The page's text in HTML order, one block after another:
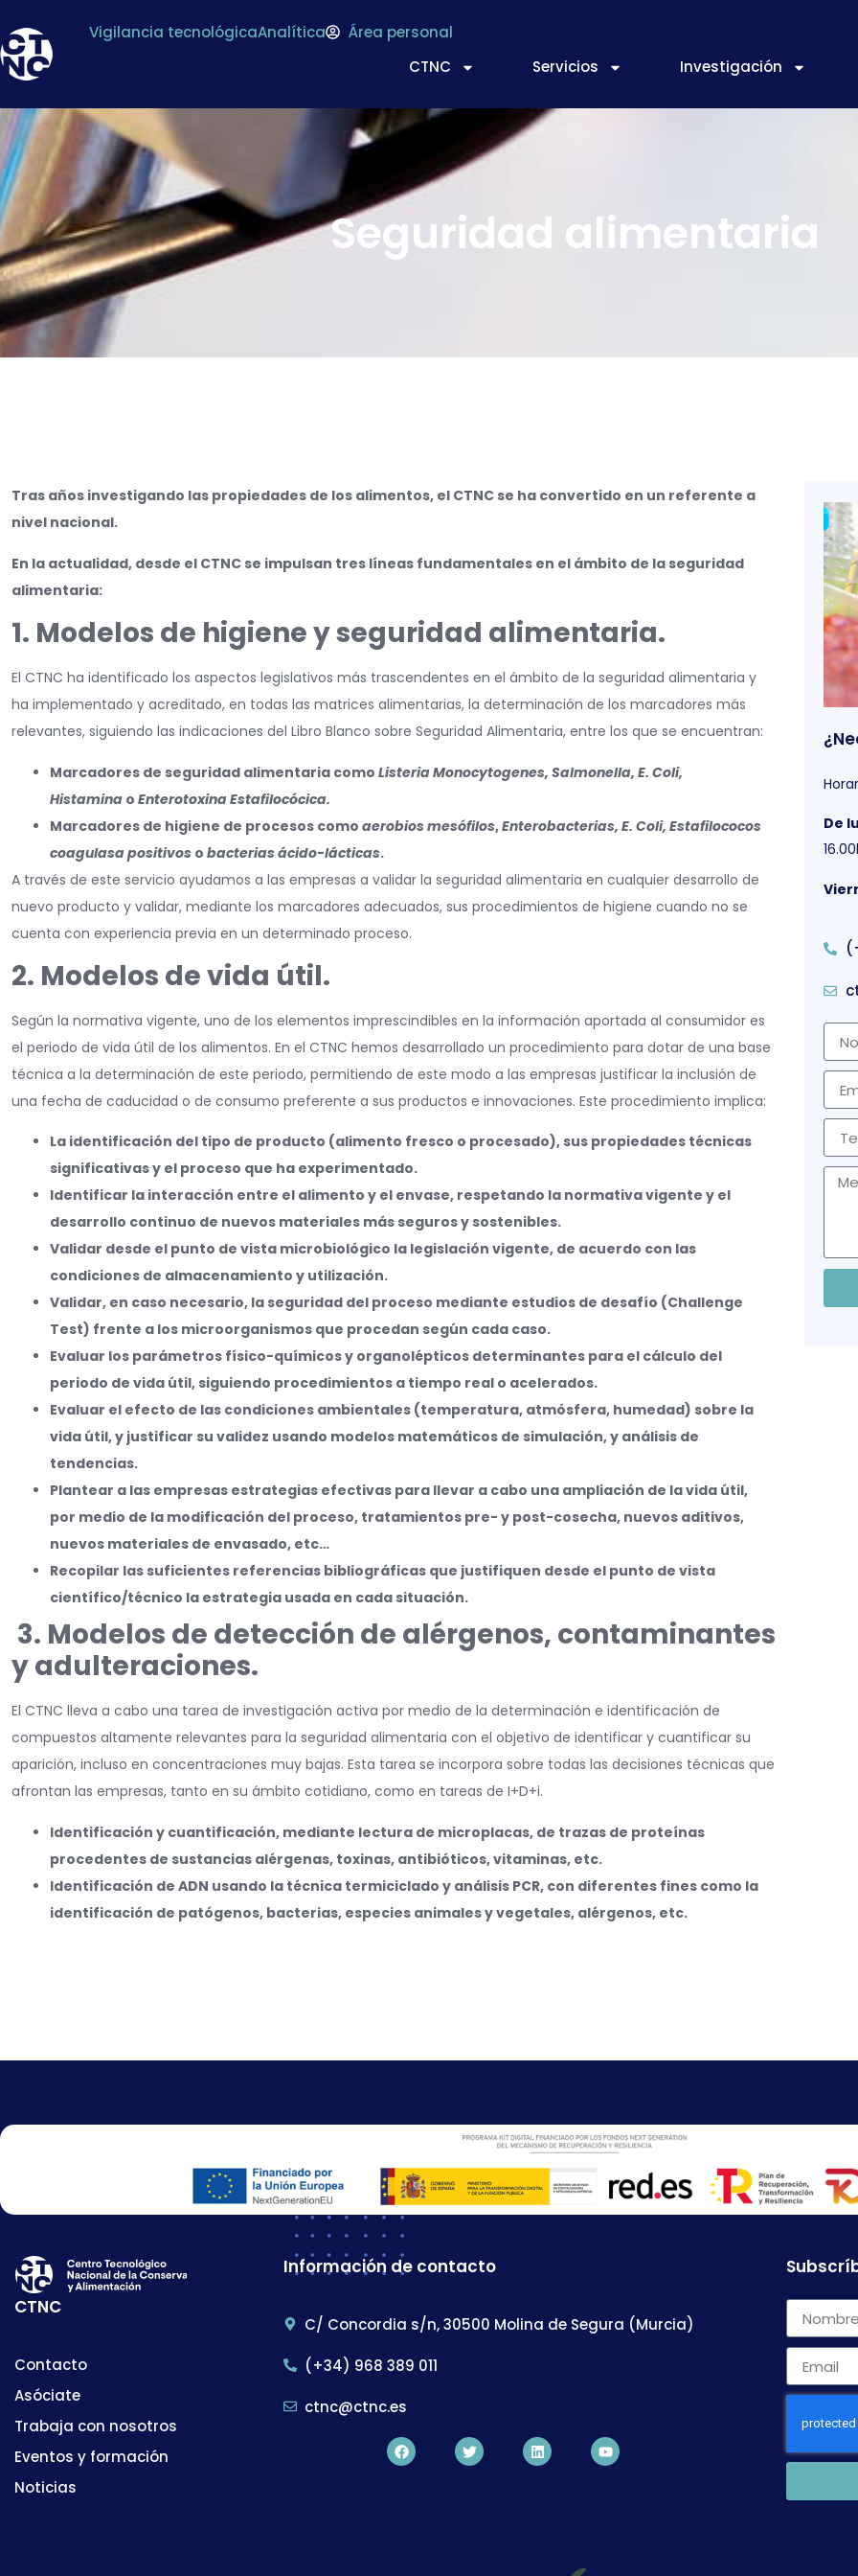
Vigilancia tecnológicaAnalítica
Área personal
CTNC
Servicios Investigación
Seguridad alimentaria
Tras años investigando las propiedades de los alimentos, el CTNC se ha convertido en un referente a
nivel nacional.
En la actualidad, desde el CTNC se impulsan tres líneas fundamentales en el ámbito de la seguridad
alimentaria:
1. Modelos de higiene y seguridad alimentaria.
El CTNC ha identificado los aspectos legislativos más trascendentes en el ámbito de la seguridad alimentaria y
ha implementado y acreditado, en todas las matrices alimentarias, la determinación de los marcadores más
relevantes, siguiendo las indicaciones del Libro Blanco sobre Seguridad Alimentaria, entre los que se encuentran:
Marcadores de seguridad alimentaria como Listeria Monocytogenes, Salmonella, E. Coli,
Histamina o Enterotoxina Estafilocócica.
Marcadores de higiene de procesos como aerobios mesófilos,Enterobacterias, E. Coli, Estafilococos
coagulasa positivos o bacterias ácido-lácticas.
A través de este servicio ayudamos a las empresas a validar la seguridad alimentaria en cualquier desarrollo de
nuevo producto y validar, mediante los marcadores adecuados, sus procedimientos de higiene cuando no se
cuenta con experiencia previa en un determinado proceso.
2. Modelos de vida útil.
Según la normativa vigente, uno de los elementos imprescindibles en la información aportada al consumidor es
el periodo de vida útil de los alimentos. En el CTNC hemos desarrollado un procedimiento para dotar de una base
técnica a la determinación de este periodo, permitiendo de este modo a las empresas justificar la inclusión de
una fecha de caducidad o de consumo preferente a sus productos e innovaciones. Este procedimiento implica:
La identificación del tipo de producto (alimento fresco o procesado), sus propiedades técnicas
significativas y el proceso que ha experimentado.
Identificar la interacción entre el alimento y el envase, respetando la normativa vigente y el
desarrollo continuo de nuevos materiales más seguros y sostenibles.
Validar desde el punto de vista microbiológico la legislación vigente, de acuerdo con las
condiciones de almacenamiento y utilización.
Validar, en caso necesario, la seguridad del proceso mediante estudios de desafío (Challenge
Test) frente a los microorganismos que procedan según cada caso.
Evaluar los parámetros físico-químicos y organolépticos determinantes para el cálculo del
periodo de vida útil, siguiendo procedimientos a tiempo real o acelerados.
Evaluar el efecto de las condiciones ambientales (temperatura, atmósfera, humedad) sobre la
vida útil, y justificar su validez usando modelos matemáticos de simulación, y análisis de
tendencias.
Plantear a las empresas estrategias efectivas para llevar a cabo una ampliación de la vida útil,
por medio de la modificación del proceso, tratamientos pre- y post-cosecha, nuevos aditivos,
nuevos materiales de envasado, etc…
Recopilar las suficientes referencias bibliográficas que justifiquen desde el punto de vista
científico/técnico la estrategia usada en cada situación.
3. Modelos de detección de alérgenos, contaminantes
y adulteraciones.
El CTNC lleva a cabo una tarea de investigación activa por medio de la determinación e identificación de
compuestos altamente relevantes para la seguridad alimentaria con el objetivo de identificar y cuantificar su
aparición, incluso en concentraciones muy bajas. Esta tarea se incorpora sobre todas las decisiones técnicas que
afrontan las empresas, tanto en su ámbito cotidiano, como en tareas de I+D+i.
Identificación y cuantificación, mediante lectura de microplacas, de trazas de proteínas
procedentes de sustancias alérgenas, toxinas, antibióticos, vitaminas, etc.
Identificación de ADN usando la técnica termiciclado y análisis PCR, con diferentes fines como la
identificación de patógenos, bacterias, especies animales y vegetales, alérgenos, etc.
De
CTNC
Contacto
Asóciate
Trabaja con nosotros
Eventos y formación
Noticias
Información de contacto
C/ Concordia s/n, 30500 Molina de Segura (Murcia)
(+34) 968 389 011
ctnc@ctnc.es